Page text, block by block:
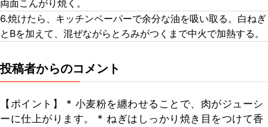
両面こんがり焼く。
6.焼けたら、キッチンペーパーで余分な油を吸い取る。白ねぎ
とBを加えて、混ぜながらとろみがつくまで中火で加熱する。
投稿者からのコメント
【ポイント】 * 小麦粉を纏わせることで、肉がジューシ
ーに仕上がります。 * ねぎはしっかり焼き目をつけて香